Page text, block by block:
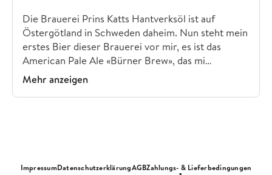
Die Brauerei Prins Katts Hantverksöl ist auf
Östergötland in Schweden daheim. Nun steht mein
erstes Bier dieser Brauerei vor mir, es ist das
American Pale Ale «Bürner Brew», das mi…
Mehr anzeigen
ImpressumDatenschutzerklärungAGBZahlungs- & Lieferbedingungen